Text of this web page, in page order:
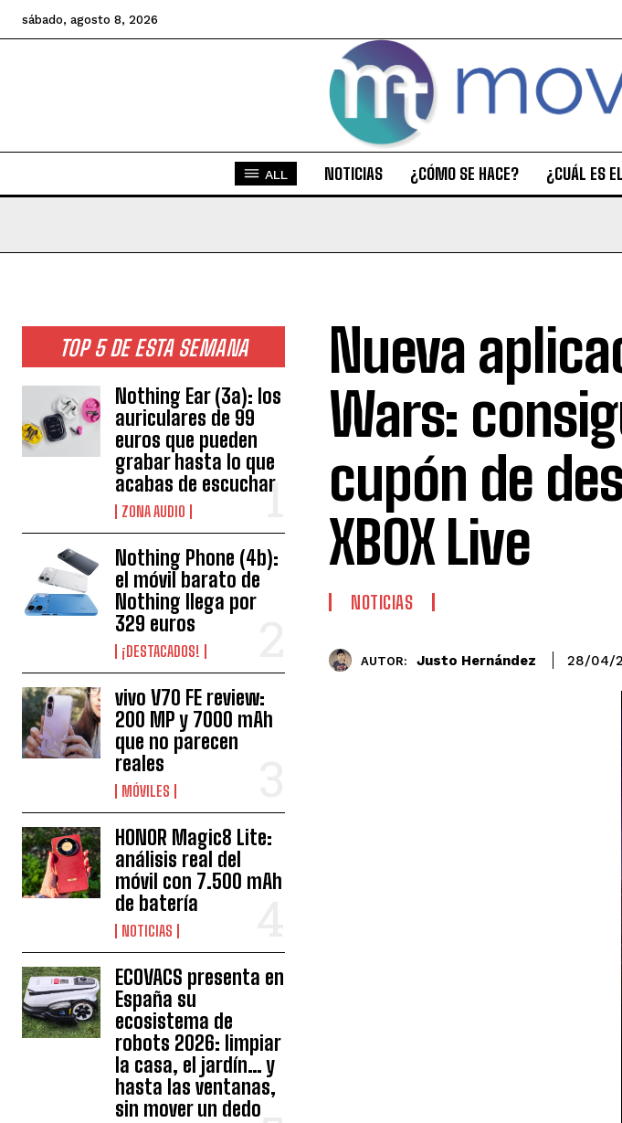
sábado, agosto 8, 2026
ALL NOTICIAS ¿CÓMO SE HACE? ¿CUÁL ES
TOP 5 DE ESTA SEMANA
Nothing Ear (3a): los
auriculares de 99
euros que pueden
grabar hasta lo que
acabas de escuchar
ZONA AUDIO
Nothing Phone (4b):
el móvil barato de
Nothing llega por
329 euros
¡DESTACADOS!
vivo V70 FE review:
200 MP y 7000 mAh
que no parecen
reales
MÓVILES
HONOR Magic8 Lite:
análisis real del
móvil con 7.500 mAh
de batería
NOTICIAS
ECOVACS presenta en
España su
ecosistema de
robots 2026: limpiar
la casa, el jardín… y
hasta las ventanas,
sin mover un dedo
Nueva
Wars:
cupón de
XBOX Live
NOTICIAS
AUTOR: Justo Hernández 28/04/